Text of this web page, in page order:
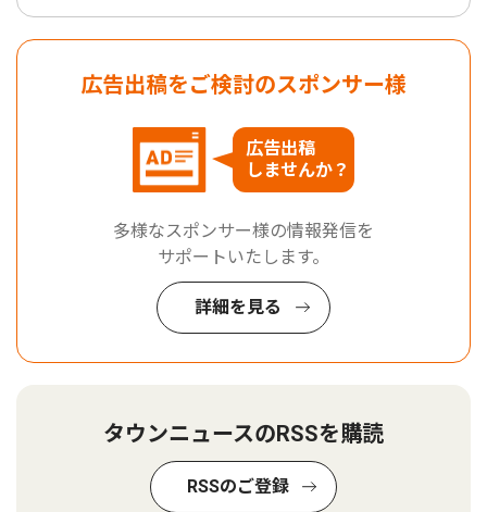
広告出稿をご検討のスポンサー様
広告出稿
しませんか？
多様なスポンサー様の情報発信を
サポートいたします。
詳細を見る
タウンニュースのRSSを購読
RSSのご登録